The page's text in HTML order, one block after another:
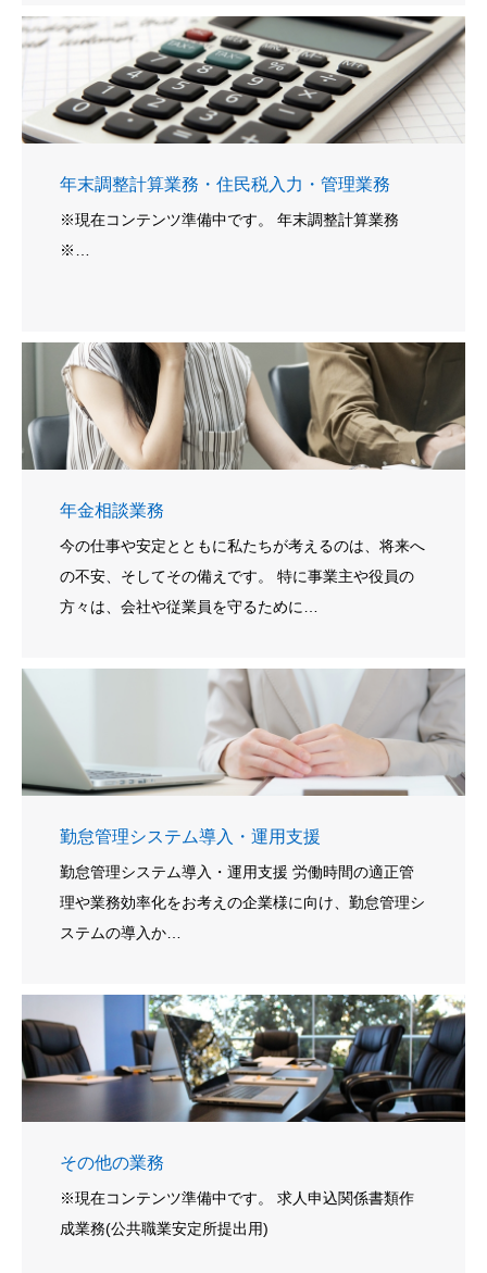
年末調整計算業務・住民税入力・管理業務
※現在コンテンツ準備中です。 年末調整計算業務
※…
年金相談業務
今の仕事や安定とともに私たちが考えるのは、将来へ
の不安、そしてその備えです。 特に事業主や役員の
方々は、会社や従業員を守るために…
勤怠管理システム導入・運用支援
勤怠管理システム導入・運用支援 労働時間の適正管
理や業務効率化をお考えの企業様に向け、勤怠管理シ
ステムの導入か…
その他の業務
※現在コンテンツ準備中です。 求人申込関係書類作
成業務(公共職業安定所提出用)